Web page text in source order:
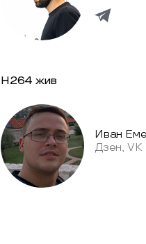
H264 жив
Иван
Дзен, VK